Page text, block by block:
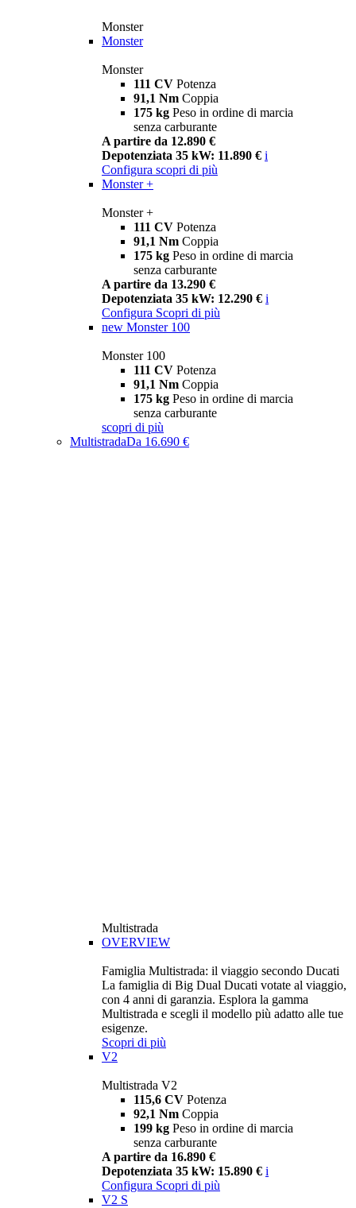
Monster
Monster
Monster
111 CV Potenza
91,1 Nm Coppia
175 kg Peso in ordine di marcia
senza carburante
A partire da 12.890 €
Depotenziata 35 kW: 11.890 € i
Configura scopri di più
Monster +
Monster +
111 CV Potenza
91,1 Nm Coppia
175 kg Peso in ordine di marcia
senza carburante
A partire da 13.290 €
Depotenziata 35 kW: 12.290 € i
Configura Scopri di più
new Monster 100
Monster 100
111 CV Potenza
91,1 Nm Coppia
175 kg Peso in ordine di marcia
senza carburante
scopri di più
MultistradaDa 16.690 €
Multistrada
OVERVIEW
Famiglia Multistrada: il viaggio secondo Ducati
La famiglia di Big Dual Ducati votate al viaggio,
con 4 anni di garanzia. Esplora la gamma
Multistrada e scegli il modello più adatto alle tue
esigenze.
Scopri di più
V2
Multistrada V2
115,6 CV Potenza
92,1 Nm Coppia
199 kg Peso in ordine di marcia
senza carburante
A partire da 16.890 €
Depotenziata 35 kW: 15.890 € i
Configura Scopri di più
V2 S